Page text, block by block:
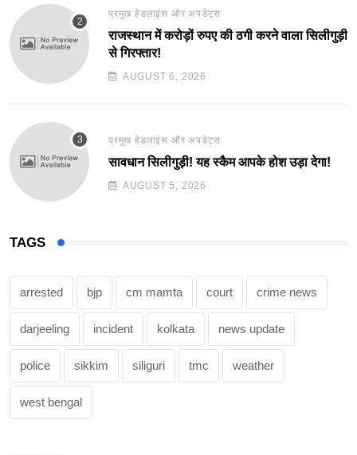
प्रमुख हेडलाइंस और अपडेट्स
राजस्थान में करोड़ों रुपए की ठगी करने वाला सिलीगुड़ी
से गिरफ्तार!
AUGUST 6, 2026
प्रमुख हेडलाइंस और अपडेट्स
सावधान सिलीगुड़ी! यह स्कैम आपके होश उड़ा देगा!
AUGUST 5, 2026
TAGS
arrested bjp cm mamta court crime news
darjeeling incident kolkata news update
police sikkim siliguri tmc weather
west bengal